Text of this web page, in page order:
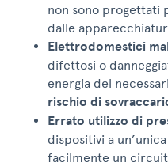
non sono progettati
dalle
Elettrodomestici
difettosi o
energia del
rischio di
Errato utilizzo di
dispositivi a
facilmente un